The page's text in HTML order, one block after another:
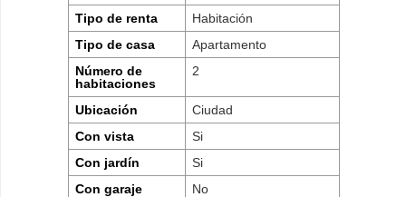
Tipo de renta
Habitación
Tipo de casa
Apartamento
Número de
habitaciones
2
Ubicación
Ciudad
Con vista
Si
Con jardín
Si
Con garaje
No